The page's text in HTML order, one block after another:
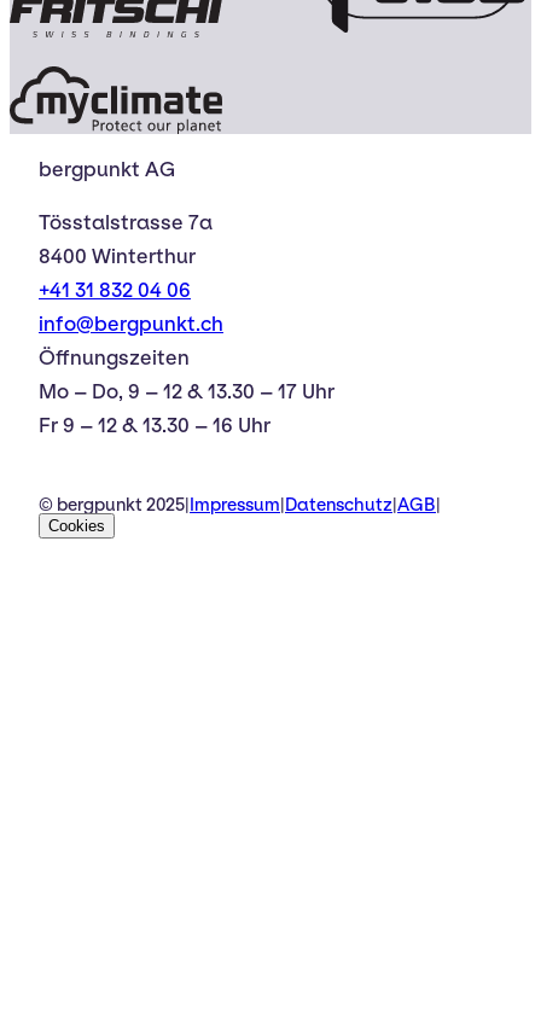
bergpunkt AG
Tösstalstrasse 7a
8400 Winterthur
+41 31 832 04 06
info@bergpunkt.ch
Öffnungszeiten
Mo – Do, 9 – 12 & 13.30 – 17 Uhr
Fr 9 – 12 & 13.30 – 16 Uhr
© bergpunkt 2025 Impressum Datenschutz AGB
Cookies